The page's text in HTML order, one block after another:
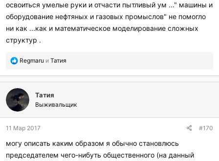
освоиться умелые руки и отчасти пытливый ум ..." машины и
оборудование нефтяных и газовых промыслов" не помогло
ни как ...как и математическое моделирование сложных
структур .
П
б
л
а
г
о
а
и
л
Regmaru и Татия
Татия
Выживальщик
11 Мар 2017 #170
могу описать каким образом я обычно становлюсь
председателем чего-нибуть общественного (на данный